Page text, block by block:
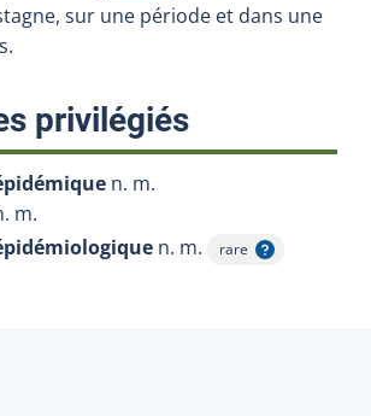
sur une période et dans une
privilégiés:
n. m.
m.
n. m. rare
Afficher l'infobulle